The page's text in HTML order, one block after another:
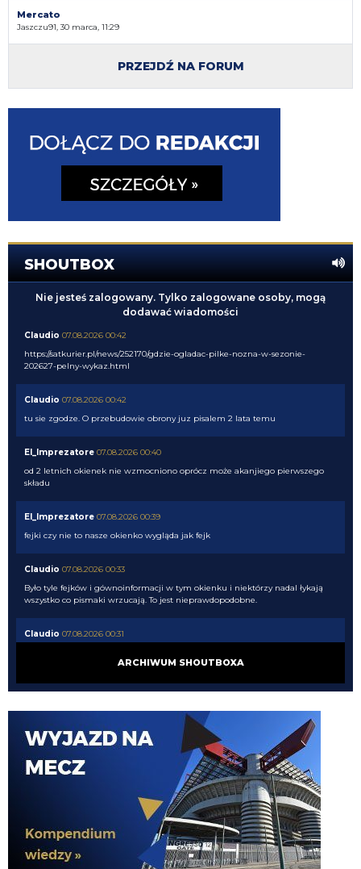
Mercato
Jaszczu91, 30 marca, 11:29
PRZEJDŹ NA FORUM
SHOUTBOX
Nie jesteś zalogowany. Tylko zalogowane osoby, mogą
dodawać wiadomości
Claudio 07.08.2026 00:42
https://satkurier.pl/news/252170/gdzie-ogladac-pilke-nozna-w-sezonie-
202627-pelny-wykaz.html
Claudio 07.08.2026 00:42
tu sie zgodze. O przebudowie obrony juz pisalem 2 lata temu
El_Imprezatore 07.08.2026 00:40
od 2 letnich okienek nie wzmocniono oprócz może akanjiego pierwszego
składu
El_Imprezatore 07.08.2026 00:39
fejki czy nie to nasze okienko wygląda jak fejk
Claudio 07.08.2026 00:33
Było tyle fejków i gównoinformacji w tym okienku i niektórzy nadal łykają
wszystko co pismaki wrzucają. To jest nieprawdopodobne.
Claudio 07.08.2026 00:31
El_Imprezatore 07.08.2026 00:09
Claudio 06.08.2026 23:58
pismaki zawsze maja info z opoznieniem. Moze juz dawno dali sobie spokoj
z Romero. To wiedza tylko wewnatrz Interu
Żebyscie sie jeszcze nie zdziwili jak CHivu po treningach uznal ze Pavard
ma motywacje i odpowiednie umiejetnosci i sam chce by zostal, a kasa ma
isc na inne pozycje
ARCHIWUM SHOUTBOXA